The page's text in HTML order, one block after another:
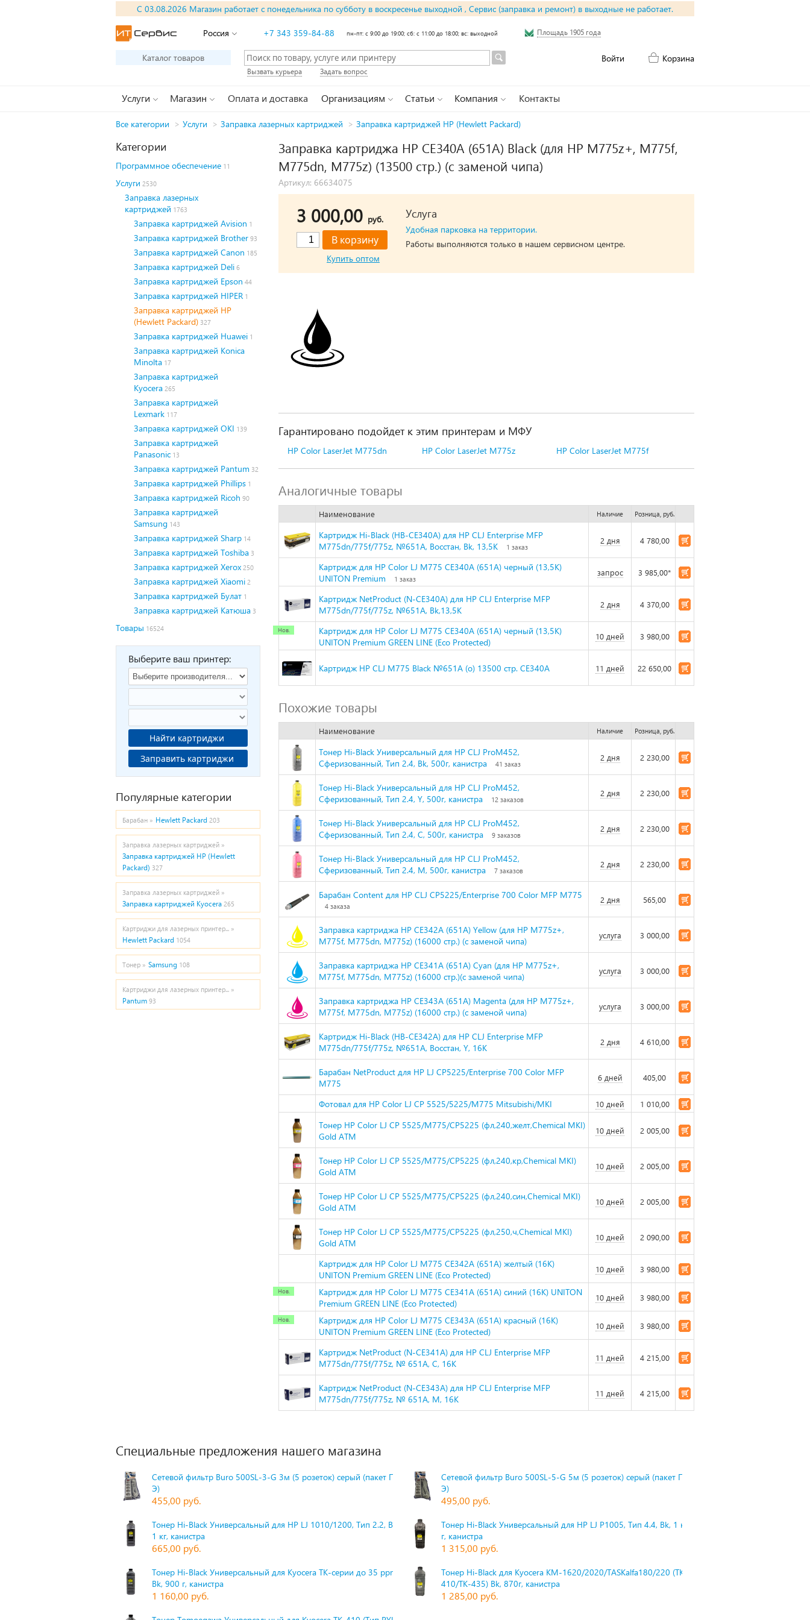
С 03.08.2026 Магазин работает с понедельника по субботу в воскресенье выходной , Сервис (заправка и ремонт) в выходные не работает.
Россия +7 343 359-84-88 пн-пт: с 9:00 до 19:00; сб: с 11:00 до 18:00; вс: выходной Площадь 1905 года
Каталог товаров Войти Корзина
Вызвать курьера Задать вопрос
Услуги Магазин Оплата и доставка Организациям Статьи Компания Контакты
Все категории > Услуги > Заправка лазерных картриджей > Заправка картриджей HP (Hewlett Packard)
Категории
Программное обеспечение 11
Услуги 2530
Заправка лазерных
картриджей 1763
Заправка картриджей Avision 1
Заправка картриджей Brother 93
Заправка картриджей Canon 185
Заправка картриджей Deli 6
Заправка картриджей Epson 44
Заправка картриджей HIPER 1
Заправка картриджей HP
(Hewlett Packard) 327
Заправка картриджей Huawei 1
Заправка картриджей Konica
Minolta 17
Заправка картриджей
Kyocera 265
Заправка картриджей
Lexmark 117
Заправка картриджей OKI 139
Заправка картриджей
Panasonic 13
Заправка картриджей Pantum 32
Заправка картриджей Phillips 1
Заправка картриджей Ricoh 90
Заправка картриджей
Samsung 143
Заправка картриджей Sharp 14
Заправка картриджей Toshiba 3
Заправка картриджей Xerox 250
Заправка картриджей Xiaomi 2
Заправка картриджей Булат 1
Заправка картриджей Катюша 3
Товары 16524
Выберите ваш принтер:
Найти картриджи
Заправить картриджи
Популярные категории
Барабан » Hewlett Packard 203
Заправка лазерных картриджей »
Заправка картриджей HP (Hewlett
Packard) 327
Заправка лазерных картриджей »
Заправка картриджей Kyocera 265
Картриджи для лазерных принтер... »
Hewlett Packard 1054
Тонер » Samsung 108
Картриджи для лазерных принтер... »
Pantum 93
Заправка картриджа HP CE340A (651A) Black (для HP M775z+, M775f,
M775dn, M775z) (13500 стр.) (с заменой чипа)
Артикул: 66634075
3 000,00 руб.
Купить оптом
Услуга
Удобная парковка на территории.
Работы выполняются только в нашем сервисном центре.
Гарантировано подойдет к этим принтерам и МФУ
HP Color LaserJet M775dn HP Color LaserJet M775z HP Color LaserJet M775f
Аналогичные товары
Наименование Наличие Розница, руб.
Картридж Hi-Black (HB-CE340A) для HP CLJ Enterprise MFP
M775dn/775f/775z, №651A, Восстан, Bk, 13,5K
1 заказ
2 дня 4 780,00
Картридж для HP Color LJ M775 CE340A (651A) черный (13,5K)
UNITON Premium
1 заказ
запрос 3 985,00*
Картридж NetProduct (N-CE340A) для HP CLJ Enterprise MFP
M775dn/775f/775z, №651A, Bk,13,5K
2 дня 4 370,00
Картридж для HP Color LJ M775 CE340A (651A) черный (13,5K)
UNITON Premium GREEN LINE (Eco Protected)
10 дней 3 980,00
Картридж HP CLJ M775 Black №651A (o) 13500 стр. CE340A 11 дней 22 650,00
Похожие товары
Наименование Наличие Розница, руб.
Тонер Hi-Black Универсальный для HP CLJ ProM452,
Сферизованный, Тип 2.4, Bk, 500г, канистра
41 заказ
2 дня 2 230,00
Тонер Hi-Black Универсальный для HP CLJ ProM452,
Сферизованный, Тип 2.4, Y, 500г, канистра
12 заказов
2 дня 2 230,00
Тонер Hi-Black Универсальный для HP CLJ ProM452,
Сферизованный, Тип 2.4, C, 500г, канистра
9 заказов
2 дня 2 230,00
Тонер Hi-Black Универсальный для HP CLJ ProM452,
Сферизованный, Тип 2.4, M, 500г, канистра
7 заказов
2 дня 2 230,00
Барабан Content для HP CLJ CP5225/Enterprise 700 Color MFP M775
4 заказа
2 дня 565,00
Заправка картриджа HP CE342A (651A) Yellow (для HP M775z+,
M775f, M775dn, M775z) (16000 стр.) (с заменой чипа)
услуга 3 000,00
Заправка картриджа HP CE341A (651A) Cyan (для HP M775z+,
M775f, M775dn, M775z) (16000 стр.)(с заменой чипа)
услуга 3 000,00
Заправка картриджа HP CE343A (651A) Magenta (для HP M775z+,
M775f, M775dn, M775z) (16000 стр.) (с заменой чипа)
услуга 3 000,00
Картридж Hi-Black (HB-CE342A) для HP CLJ Enterprise MFP
M775dn/775f/775z, №651A, Восстан, Y, 16K
2 дня 4 610,00
Барабан NetProduct для HP LJ CP5225/Enterprise 700 Color MFP
M775
6 дней 405,00
Фотовал для HP Color LJ CP 5525/5225/M775 Mitsubishi/MKI 10 дней 1 010,00
Тонер HP Color LJ CP 5525/M775/CP5225 (фл,240,желт,Chemical MKI)
Gold ATM
10 дней 2 005,00
Тонер HP Color LJ CP 5525/M775/CP5225 (фл,240,кр,Chemical MKI)
Gold ATM
10 дней 2 005,00
Тонер HP Color LJ CP 5525/M775/CP5225 (фл,240,син,Chemical MKI)
Gold ATM
10 дней 2 005,00
Тонер HP Color LJ CP 5525/M775/CP5225 (фл,250,ч,Chemical MKI)
Gold ATM
10 дней 2 090,00
Картридж для HP Color LJ M775 CE342A (651A) желтый (16K)
UNITON Premium GREEN LINE (Eco Protected)
10 дней 3 980,00
Картридж для HP Color LJ M775 CE341A (651A) синий (16K) UNITON
Premium GREEN LINE (Eco Protected)
10 дней 3 980,00
Картридж для HP Color LJ M775 CE343A (651A) красный (16K)
UNITON Premium GREEN LINE (Eco Protected)
10 дней 3 980,00
Картридж NetProduct (N-CE341A) для HP CLJ Enterprise MFP
M775dn/775f/775z, № 651A, C, 16K
11 дней 4 215,00
Картридж NetProduct (N-CE343A) для HP CLJ Enterprise MFP
M775dn/775f/775z, № 651A, M, 16K
11 дней 4 215,00
Специальные предложения нашего магазина
Сетевой фильтр Buro 500SL-3-G 3м (5 розеток) серый (пакет П
Э)
455,00 руб.
Сетевой фильтр Buro 500SL-5-G 5м (5 розеток) серый (пакет П
Э)
495,00 руб.
Тонер Hi-Black Универсальный для HP LJ 1010/1200, Тип 2.2, Bk,
1 кг, канистра
665,00 руб.
Тонер Hi-Black Универсальный для HP LJ P1005, Тип 4.4, Bk, 1 к
г, канистра
1 315,00 руб.
Тонер Hi-Black Универсальный для Kyocera TK-серии до 35 ppm,
Bk, 900 г, канистра
1 160,00 руб.
Тонер Hi-Black для Kyocera KM-1620/2020/TASKalfa180/220 (TK-
410/TK-435) Bk, 870г, канистра
1 285,00 руб.